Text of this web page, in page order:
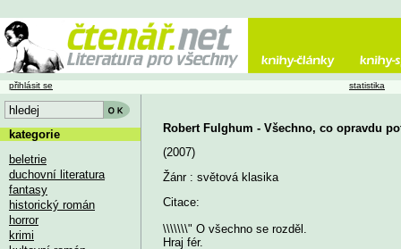
Robert Fulghum - Všechno, co opravdu
(2007)
Žánr : světová klasika
Citace:
\\\\\\\" O všechno se rozděl.
Hraj fér.
přihlásit se statistika
kategorie
beletrie
duchovní literatura
fantasy
historický román
horror
krimi